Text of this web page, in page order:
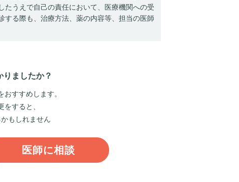
たうえで自己の責任において、医療機関への受
する際も、治療方法、薬の内容等、担当の医師
りましたか？
すすめします。
すると、
もしれません
医師に相談